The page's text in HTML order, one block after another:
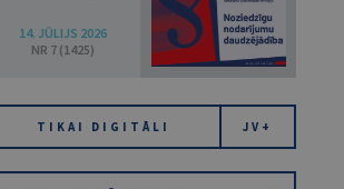
14. JŪLIJS 2026
NR 7 (1425)
TIKAI DIGITĀLI JV+